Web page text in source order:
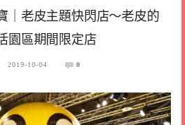
｜老皮主題快閃店～老皮的
園區期間限定店
2019-10-04 0